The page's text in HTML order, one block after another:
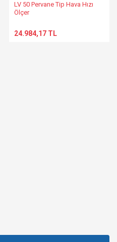
LV 50 Pervane Tip Hava Hızı
Ölçer
24.984,17 TL